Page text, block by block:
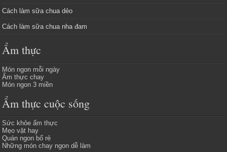
Cách làm sữa chua dẻo
Cách làm sữa chua nha đam
Ẩm thực
Món ngon mỗi ngày
Ẩm thực chay
Món ngon 3 miền
Ẩm thực cuộc sống
Sức khỏe ẩm thực
Mẹo vặt hay
Quán ngon bổ rẻ
Những món chay ngon dễ làm